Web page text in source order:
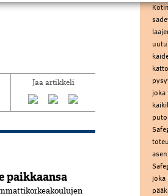
Jaa artikkeli
paikkaansa